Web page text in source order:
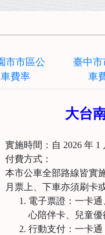
市市區公
車費率
臺中市
車
大台
實施時間：自 2026 年 1
付費方式：
本市公車全部路線皆實
月票上、下車亦須刷卡
電子票證：一卡
心陪伴卡、兒童優
行動支付：一卡通